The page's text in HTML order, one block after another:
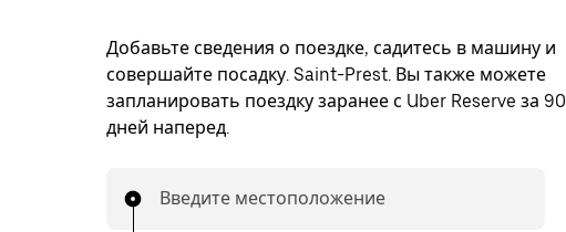
Добавьте сведения о поездке, садитесь в машину и
совершайте посадку. Saint-Prest. Вы также можете
запланировать поездку заранее с Uber Reserve за 90
дней наперед.
Введите местоположение